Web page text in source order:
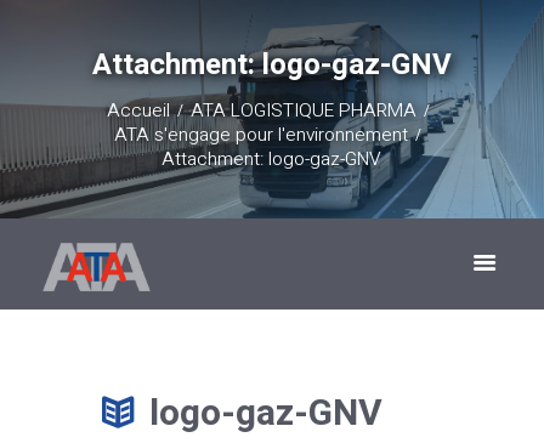
Attachment: logo-gaz-GNV
Accueil
ATA LOGISTIQUE PHARMA
ATA s'engage pour l'environnement
Attachment: logo-gaz-GNV
logo-gaz-GNV